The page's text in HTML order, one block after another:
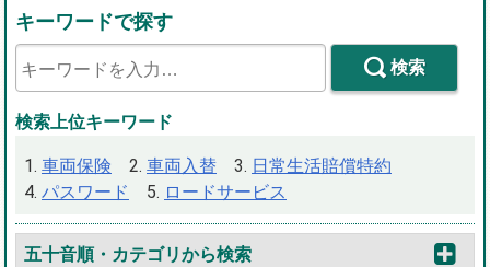
キーワードで探す
検索
検索上位キーワード
車両保険 車両入替
日常生活賠償特約
パスワード
ロードサービス
五十音順・カテゴリから検索